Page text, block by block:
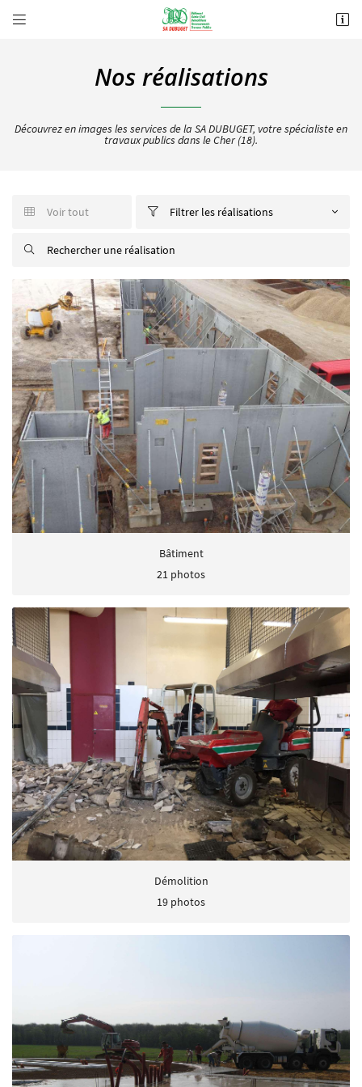
 
 Adresse email de réception
Recopier le code ci-contre
 Rafraîchir le captcha
En cochant cette case, vous consentez à recevoir nos propositions commerciales à l'adresse
email indiqué ci-dessus. Vous pouvez vous désinscrire à tout moment en utilisant le
formulaire de désinscription
Inscription
Nos réalisations
Découvrez en images les services de la SA DUBUGET, votre spécialiste en
travaux publics dans le Cher (18).
 Voir tout  Filtrer les réalisations

Bâtiment
21 photos
Démolition
19 photos